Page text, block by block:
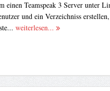
einen Teamspeak 3 Server unter
und ein Verzeichniss
weiterlesen...